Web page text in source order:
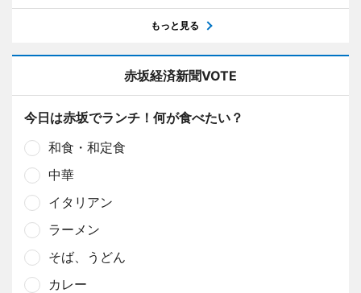
もっと見る
赤坂経済新聞VOTE
今日は赤坂でランチ！何が食べたい？
和食・和定食
中華
イタリアン
ラーメン
そば、うどん
カレー